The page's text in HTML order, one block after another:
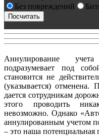
Без повреждений
Аннулирование учета
подразумевает под
становится не
(указывается) отменена.
дается сотрудникам
этого проводить
невозможно. Однако
аннулированным учетом
– это наша потенциальная